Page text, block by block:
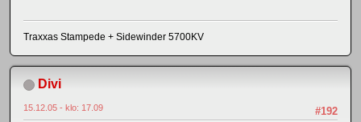
Traxxas Stampede + Sidewinder 5700KV
Divi
#192
15.12.05 - klo: 17.09